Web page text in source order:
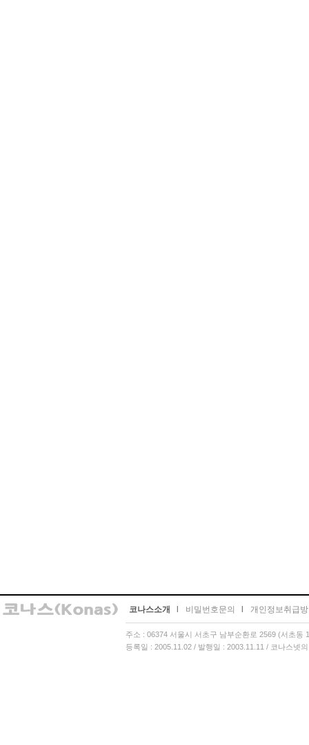
코나스소개 비밀번호문의 개인정보취급
주소 : 06374 서울시 서초구 남부순환로 2569 (서초
등록일 : 2005.11.02 / 발행일 : 2003.11.11 / 코나스넷